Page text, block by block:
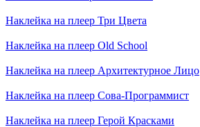
Наклейка на плеер Три Цвета
Наклейка на плеер Old School
Наклейка на плеер Архитектурное Лицо
Наклейка на плеер Сова-Программист
Наклейка на плеер Герой Красками